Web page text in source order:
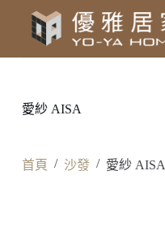
主
容
愛紗 AISA
首頁 / 沙發 / 愛紗 AISA